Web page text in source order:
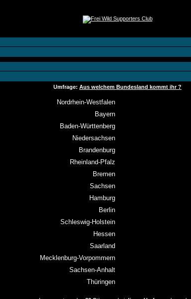
Umfrage: Aus welchem Bundesland kommt ihr ?
Nordrhein-Westfalen
Bayern
Baden-Württenberg
Niedersachsen
Brandenburg
Rheinland-Pfalz
Bremen
Sachsen
Hamburg
Berlin
Schleswig-Holstein
Hessen
Saarland
Mecklenburg-Vorpommern
Sachsen-Anhalt
Thüringen